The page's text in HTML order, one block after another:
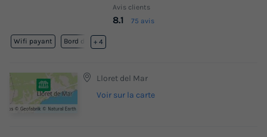
Avis clients
8.1 75 avis
Wifi payant Bord de mer
+ 4
Lloret del Mar
Voir sur la carte